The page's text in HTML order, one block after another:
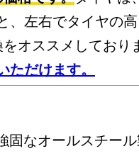
、左右でタイヤの
オススメしており
ただけます。
固なオールスチー